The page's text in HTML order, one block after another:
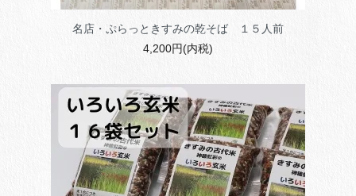
名店・ぷらっときすみの乾そば １５人前
4,200円(内税)